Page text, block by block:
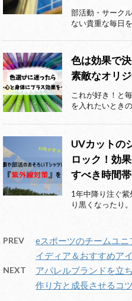
部活動・サーク
ない貴重な毎日
色は効果で
素敵なオリ
これが好き！と
を入れたいとき
UVカットの
ロック！効
すべき時間帯
1年中降り注ぐ
り黒くなったり
PREV
eスポーツのチームユ
イディア＆おすすめア
NEXT
アパレルブランドを立
作り方と成長させるコツ